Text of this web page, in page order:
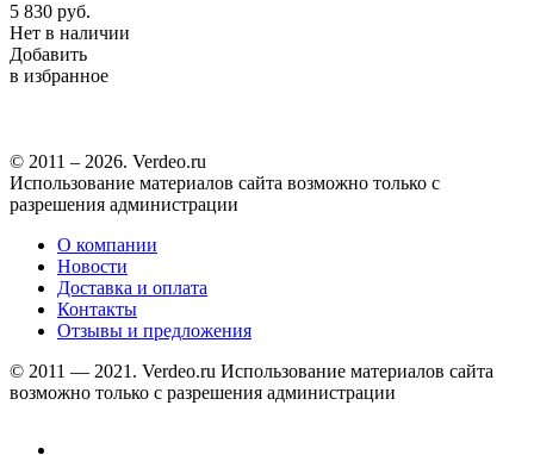
5 830 руб.
Нет в наличии
Добавить
в избранное
© 2011 – 2026. Verdeo.ru
Использование материалов сайта возможно только с
разрешения администрации
О компании
Новости
Доставка и оплата
Контакты
Отзывы и предложения
© 2011 — 2021. Verdeo.ru Использование материалов сайта
возможно только с разрешения администрации